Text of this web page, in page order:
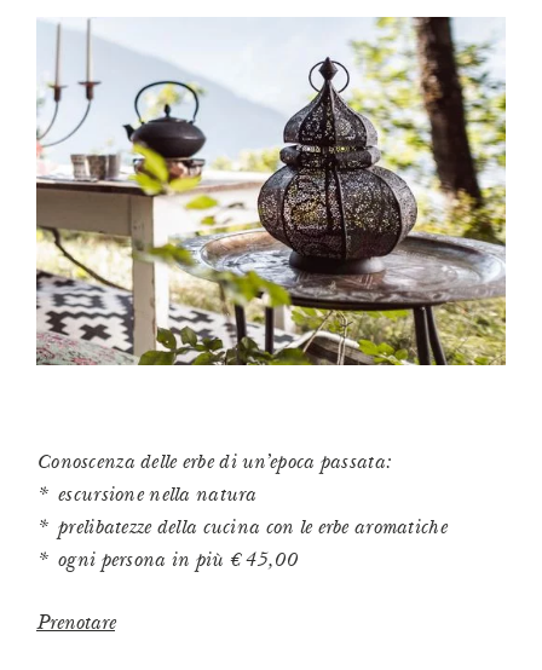
Conoscenza delle erbe di un’epoca passata:
escursione nella natura
prelibatezze della cucina con le erbe aromatiche
ogni persona in più € 45,00
Prenotare